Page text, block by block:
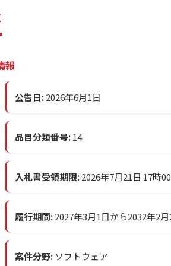
報
公告日:2026年6月1日
品目分類番号:14
入札書受領期限:2026年7月21日 17時
履行期間:2027年3月1日から2032年2
案件分野: ソフトウェア